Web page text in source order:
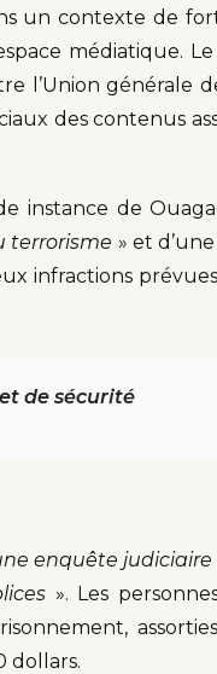
un contexte de
médiatique.
l’Union générale
des contenus
instance de
terrorisme » et d’une
infractions
de sécurité
enquête
». Les
dollars.